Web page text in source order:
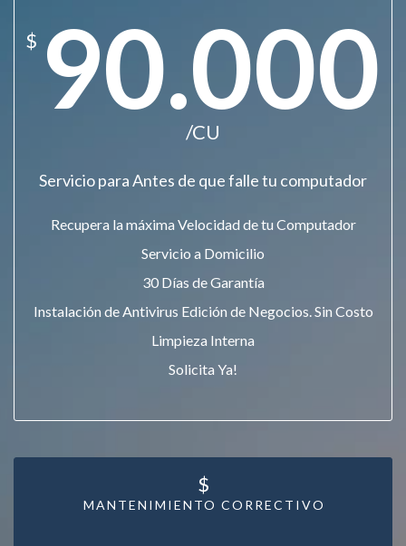
$ 90.000
/CU
Servicio para Antes de que falle tu computador
Recupera la máxima Velocidad de tu Computador
Servicio a Domicilio
30 Días de Garantía
Instalación de Antivirus Edición de Negocios. Sin Costo
Limpieza Interna
Solicita Ya!
MANTENIMIENTO CORRECTIVO
$